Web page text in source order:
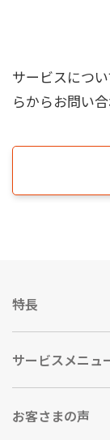
サービスにつ
らからお問い
特長
サービスメニュ
お客さまの声